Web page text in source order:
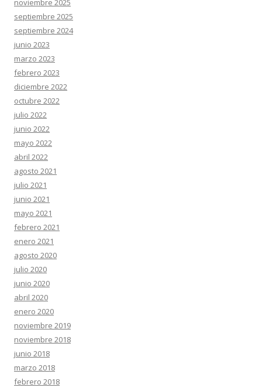
noviembre 2025
septiembre 2025
septiembre 2024
junio 2023
marzo 2023
febrero 2023
diciembre 2022
octubre 2022
julio 2022
junio 2022
mayo 2022
abril 2022
agosto 2021
julio 2021
junio 2021
mayo 2021
febrero 2021
enero 2021
agosto 2020
julio 2020
junio 2020
abril 2020
enero 2020
noviembre 2019
noviembre 2018
junio 2018
marzo 2018
febrero 2018